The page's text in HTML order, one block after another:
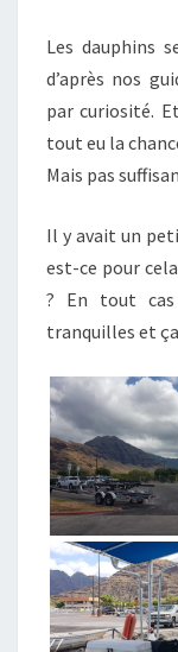
Les dauphins
d’après nos
par curiosité.
tout eu la
Mais pas
Il y avait un
est-ce pour
? En tout
tranquilles et